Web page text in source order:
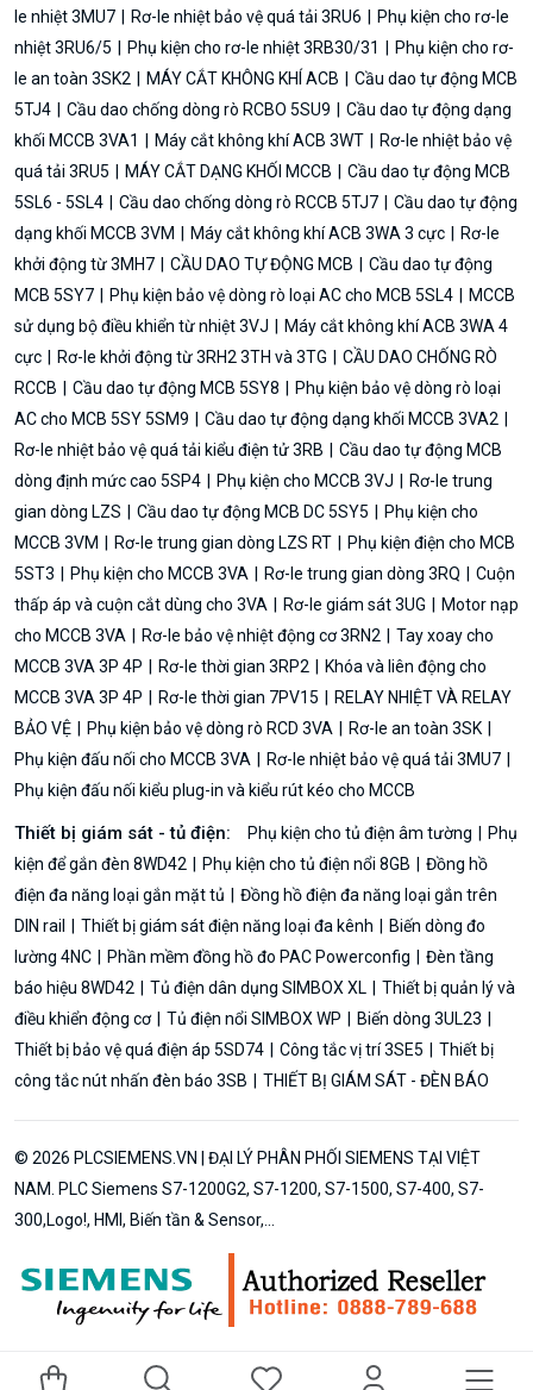
le nhiệt 3MU7
Rơ-le nhiệt bảo vệ quá tải 3RU6
Phụ kiện cho rơ-le
nhiệt 3RU6/5
Phụ kiện cho rơ-le nhiệt 3RB30/31
Phụ kiện cho rơ-
le an toàn 3SK2
MÁY CẮT KHÔNG KHÍ ACB
Cầu dao tự động MCB
5TJ4
Cầu dao chống dòng rò RCBO 5SU9
Cầu dao tự động dạng
khối MCCB 3VA1
Máy cắt không khí ACB 3WT
Rơ-le nhiệt bảo vệ
quá tải 3RU5
MÁY CẮT DẠNG KHỐI MCCB
Cầu dao tự động MCB
5SL6 - 5SL4
Cầu dao chống dòng rò RCCB 5TJ7
Cầu dao tự động
dạng khối MCCB 3VM
Máy cắt không khí ACB 3WA 3 cực
Rơ-le
khởi động từ 3MH7
CẦU DAO TỰ ĐỘNG MCB
Cầu dao tự động
MCB 5SY7
Phụ kiện bảo vệ dòng rò loại AC cho MCB 5SL4
MCCB
sử dụng bộ điều khiển từ nhiệt 3VJ
Máy cắt không khí ACB 3WA 4
cực
Rơ-le khởi động từ 3RH2 3TH và 3TG
CẦU DAO CHỐNG RÒ
RCCB
Cầu dao tự động MCB 5SY8
Phụ kiện bảo vệ dòng rò loại
AC cho MCB 5SY 5SM9
Cầu dao tự động dạng khối MCCB 3VA2
Rơ-le nhiệt bảo vệ quá tải kiểu điện tử 3RB
Cầu dao tự động MCB
dòng định mức cao 5SP4
Phụ kiện cho MCCB 3VJ
Rơ-le trung
gian dòng LZS
Cầu dao tự động MCB DC 5SY5
Phụ kiện cho
MCCB 3VM
Rơ-le trung gian dòng LZS RT
Phụ kiện điện cho MCB
5ST3
Phụ kiện cho MCCB 3VA Rơ-le trung gian dòng 3RQ
Cuộn
thấp áp và cuộn cắt dùng cho 3VA
Rơ-le giám sát 3UG
Motor nạp
cho MCCB 3VA
Rơ-le bảo vệ nhiệt động cơ 3RN2
Tay xoay cho
MCCB 3VA 3P 4P
Rơ-le thời gian 3RP2
Khóa và liên động cho
MCCB 3VA 3P 4P
Rơ-le thời gian 7PV15
RELAY NHIỆT VÀ RELAY
BẢO VỆ
Phụ kiện bảo vệ dòng rò RCD 3VA
Rơ-le an toàn 3SK
Phụ kiện đấu nối cho MCCB 3VA
Rơ-le nhiệt bảo vệ quá tải 3MU7
Phụ kiện đấu nối kiểu plug-in và kiểu rút kéo cho MCCB
Thiết bị giám sát - tủ điện: Phụ kiện cho tủ điện âm tường
Phụ
kiện để gắn đèn 8WD42
Phụ kiện cho tủ điện nổi 8GB
Đồng hồ
điện đa năng loại gắn mặt tủ
Đồng hồ điện đa năng loại gắn trên
DIN rail
Thiết bị giám sát điện năng loại đa kênh
Biến dòng đo
lường 4NC
Phần mềm đồng hồ đo PAC Powerconfig
Đèn tầng
báo hiệu 8WD42
Tủ điện dân dụng SIMBOX XL
Thiết bị quản lý và
điều khiển động cơ
Tủ điện nổi SIMBOX WP
Biến dòng 3UL23
Thiết bị bảo vệ quá điện áp 5SD74
Công tắc vị trí 3SE5
Thiết bị
công tắc nút nhấn đèn báo 3SB
THIẾT BỊ GIÁM SÁT - ĐÈN BÁO
© 2026 PLCSIEMENS.VN | ĐẠI LÝ PHÂN PHỐI SIEMENS TẠI VIỆT
NAM. PLC Siemens S7-1200G2, S7-1200, S7-1500, S7-400, S7-
300,Logo!, HMI, Biến tần & Sensor,...